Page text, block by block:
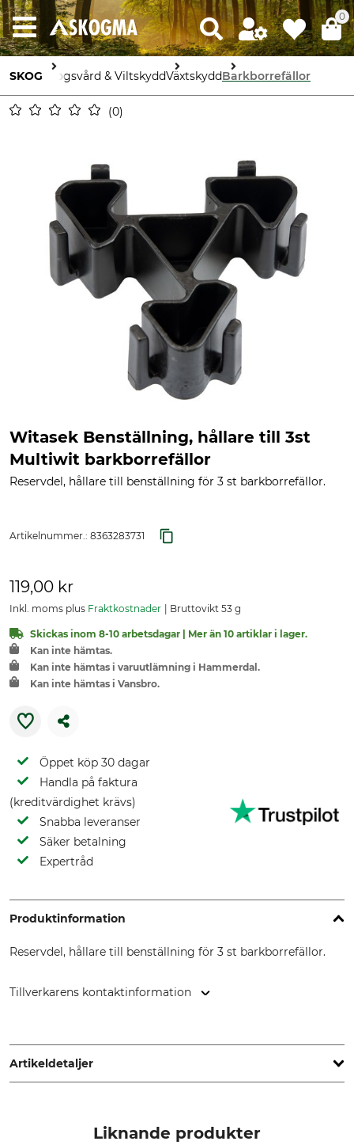
0
SKOG Skogsvård & ViltskyddVäxtskyddBarkborrefällor
0
Witasek Benställning, hållare till 3st
Multiwit barkborrefällor
Reservdel, hållare till benställning för 3 st barkborrefällor.
Artikelnummer.: 8363283731
119,00 kr
Inkl. moms plus Fraktkostnader Bruttovikt 53 g
Skickas inom 8-10 arbetsdagar | Mer än 10 artiklar i lager.
Kan inte hämtas.
Kan inte hämtas i varuutlämning i Hammerdal.
Kan inte hämtas i Vansbro.
Öppet köp 30 dagar
Handla på faktura
(kreditvärdighet krävs)
Snabba leveranser
Säker betalning
Expertråd
Produktinformation
Reservdel, hållare till benställning för 3 st barkborrefällor.
Tillverkarens kontaktinformation
Schweppenkamp 2, 38644 Goslar, Germany, www.schleef-
gmbh.de
Artikeldetaljer
Liknande produkter